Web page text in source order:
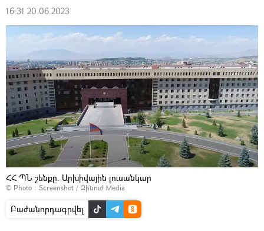
16:31 20.06.2023
ՀՀ ՊՆ շենքը. Արխիվային լուսանկար
© Photo : Screenshot / Զինուժ Media
Բաժանորդագրվել